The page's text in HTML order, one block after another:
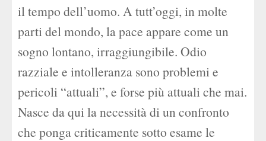
il tempo dell’uomo. A tutt’oggi, in molte
parti del mondo, la pace appare come un
sogno lontano, irraggiungibile. Odio
razziale e intolleranza sono problemi e
pericoli “attuali”, e forse più attuali che mai.
Nasce da qui la necessità di un confronto
che ponga criticamente sotto esame le